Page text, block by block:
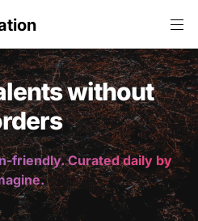
without
friendly. Curated daily by